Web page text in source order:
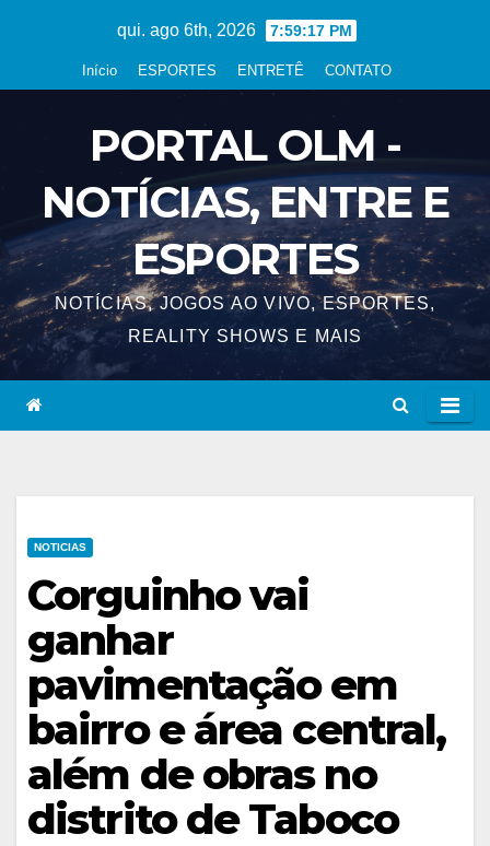
qui. ago 6th, 2026 7:59:17 PM
Início ESPORTES ENTRETÊ CONTATO
PORTAL OLM -
NOTÍCIAS, ENTRE E
ESPORTES
NOTÍCIAS, JOGOS AO VIVO, ESPORTES,
REALITY SHOWS E MAIS
NOTICIAS
Corguinho vai
ganhar
pavimentação em
bairro e área central,
além de obras no
distrito de Taboco